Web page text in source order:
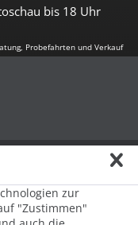
bis 18 Uhr
Probefahrten und Verkauf
zur
"Zustimmen"